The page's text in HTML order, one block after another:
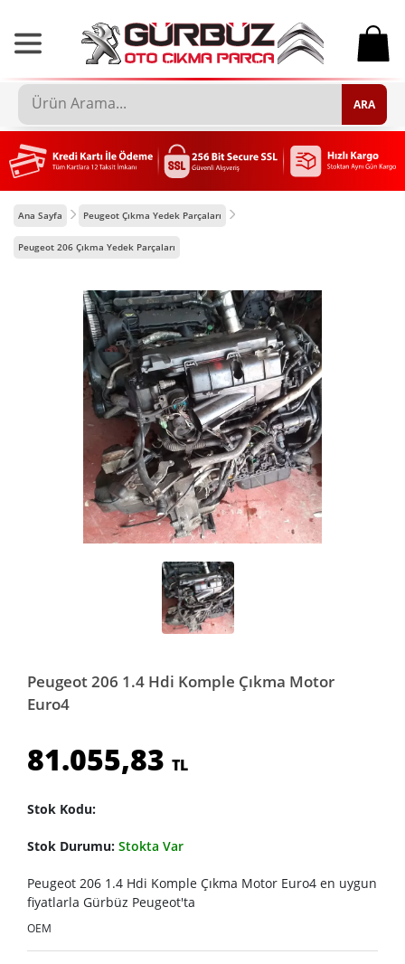
0
ARA
Ana Sayfa Peugeot Çıkma Yedek Parçaları
Peugeot 206 Çıkma Yedek Parçaları
Peugeot 206 1.4 Hdi Komple Çıkma Motor
Euro4
81.055,83 TL
Stok Kodu:
Stok Durumu: Stokta Var
Peugeot 206 1.4 Hdi Komple Çıkma Motor Euro4 en uygun
fiyatlarla Gürbüz Peugeot'ta
OEM